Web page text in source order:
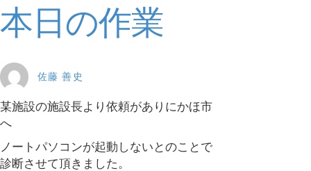
本日の作業
佐藤 善史
某施設の施設長より依頼がありにかほ市
へ
ノートパソコンが起動しないとのことで
診断させて頂きました。